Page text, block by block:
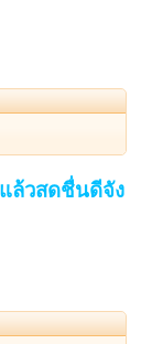
ล้วสดชื่นดีจัง